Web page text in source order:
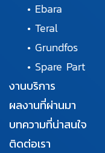
• Ebara
• Teral
• Grundfos
• Spare Part
งานบริการ
ผลงานที่ผ่านมา
บทความที่น่าสนใจ
ติดต่อเรา